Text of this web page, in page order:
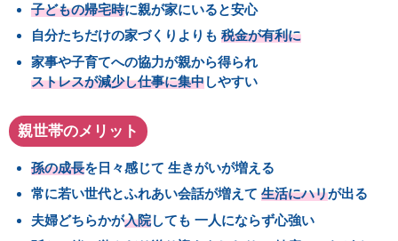
子どもの帰宅時に親が家にいると安心
自分たちだけの家づくりよりも 税金が有利に
家事や子育てへの協力が親から得られ
ストレスが減少し仕事に集中しやすい
親世帯のメリット
孫の成長を日々感じて 生きがいが増える
常に若い世代とふれあい会話が増えて 生活にハリが出る
夫婦どちらかが入院しても 一人にならず心強い